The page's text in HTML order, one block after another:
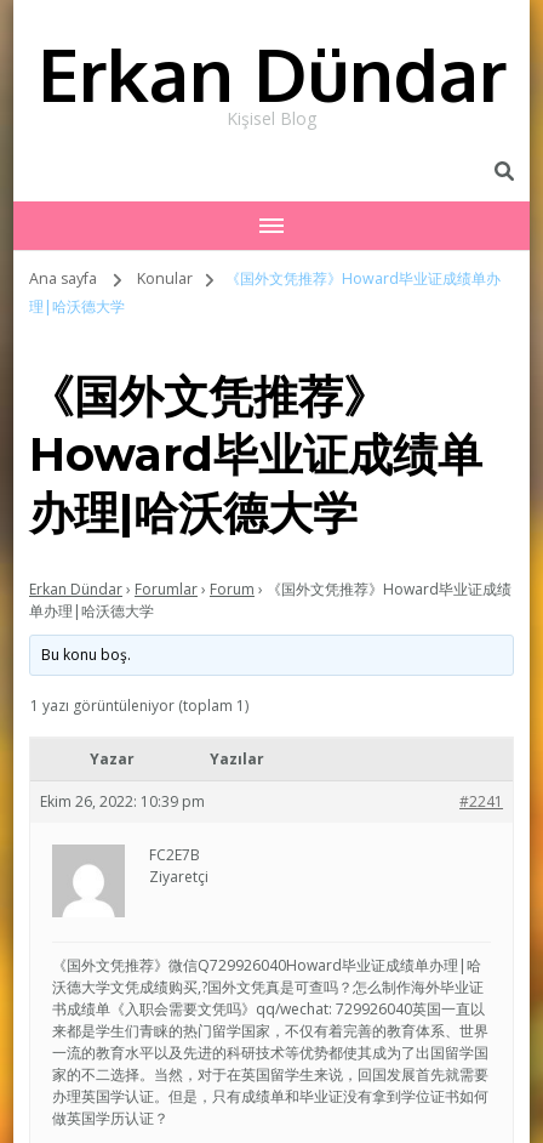
Erkan Dündar
Kişisel Blog
Ana sayfa Konular
《国外文凭推荐》Howard毕业证成绩单办
理|哈沃德大学
《国外文凭推荐》
Howard毕业证成绩单
办理|哈沃德大学
Erkan Dündar› Forumlar› Forum ›
《国外文凭推荐》Howard毕业证成绩
单办理|哈沃德大学
Bu konu boş.
1 yazı görüntüleniyor (toplam 1)
Yazar Yazılar
Ekim 26, 2022: 10:39 pm #2241
FC2E7B
Ziyaretçi
《国外文凭推荐》微信Q729926040Howard毕业证成绩单办理|哈
沃德大学文凭成绩购买,?国外文凭真是可查吗？怎么制作海外毕业证
书成绩单《入职会需要文凭吗》qq/wechat: 729926040英国一直以
来都是学生们青睐的热门留学国家，不仅有着完善的教育体系、世界
一流的教育水平以及先进的科研技术等优势都使其成为了出国留学国
家的不二选择。当然，对于在英国留学生来说，回国发展首先就需要
办理英国学认证。但是，只有成绩单和毕业证没有拿到学位证书如何
做英国学历认证？